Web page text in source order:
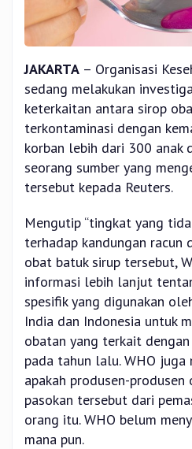
JAKARTA – Organisasi
sedang melakukan
keterkaitan antara sirop
terkontaminasi dengan
korban lebih dari 300 anak
seorang sumber yang
tersebut kepada Reuters.
Mengutip “tingkat yang
terhadap kandungan racun
obat batuk sirup tersebut,
informasi lebih lanjut
spesifik yang digunakan
India dan Indonesia untuk
obatan yang terkait
pada tahun lalu. WHO juga
apakah produsen-
pasokan tersebut dari
orang itu. WHO belum
mana pun.